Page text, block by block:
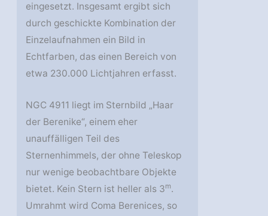
eingesetzt. Insgesamt ergibt sich
durch geschickte Kombination der
Einzelaufnahmen ein Bild in
Echtfarben, das einen Bereich von
etwa 230.000 Lichtjahren erfasst.
NGC 4911 liegt im Sternbild „Haar
der Berenike“, einem eher
unauffälligen Teil des
Sternenhimmels, der ohne Teleskop
nur wenige beobachtbare Objekte
bietet. Kein Stern ist heller als 3m.
Umrahmt wird Coma Berenices, so